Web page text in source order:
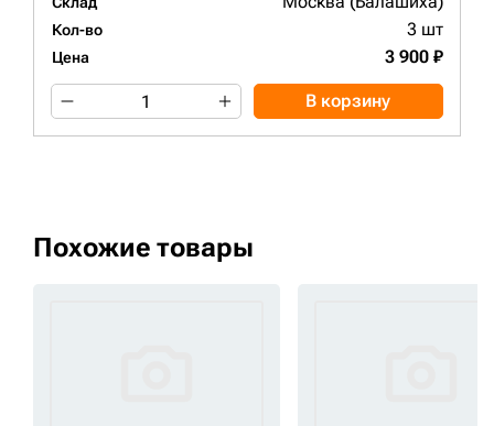
Кол-во 3 шт
Цена 3 900 ₽
В корзину
Похожие товары